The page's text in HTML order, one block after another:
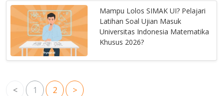
Mampu Lolos SIMAK UI? Pelajari
Latihan Soal Ujian Masuk
Universitas Indonesia Matematika
Khusus 2026?
< 1 2 >